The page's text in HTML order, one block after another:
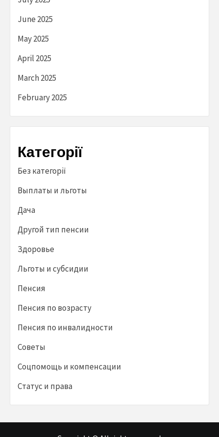
June 2025
May 2025
April 2025
March 2025
February 2025
Категорії
Без категорії
Выплаты и льготы
Дача
Другой тип пенсии
Здоровье
Льготы и субсидии
Пенсия
Пенсия по возрасту
Пенсия по инвалидности
Советы
Соцпомощь и компенсации
Статус и права